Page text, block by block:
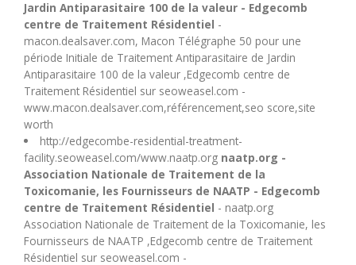
Jardin Antiparasitaire 100 de la valeur - Edgecomb
centre de Traitement Résidentiel -
macon.dealsaver.com, Macon Télégraphe 50 pour une
période Initiale de Traitement Antiparasitaire de Jardin
Antiparasitaire 100 de la valeur ,Edgecomb centre de
Traitement Résidentiel sur seoweasel.com -
www.macon.dealsaver.com,référencement,seo score,site
worth
http://edgecombe-residential-treatment-
facility.seoweasel.com/www.naatp.org naatp.org -
Association Nationale de Traitement de la
Toxicomanie, les Fournisseurs de NAATP - Edgecomb
centre de Traitement Résidentiel - naatp.org
Association Nationale de Traitement de la Toxicomanie, les
Fournisseurs de NAATP ,Edgecomb centre de Traitement
Résidentiel sur seoweasel.com -